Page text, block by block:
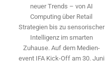
neuer Trends – von AI
Computing über Retail
Strategien bis zu sensorischer
Intelligenz im smarten
Zuhause. Auf dem Medien­
event IFA Kick-Off am 30. Juni